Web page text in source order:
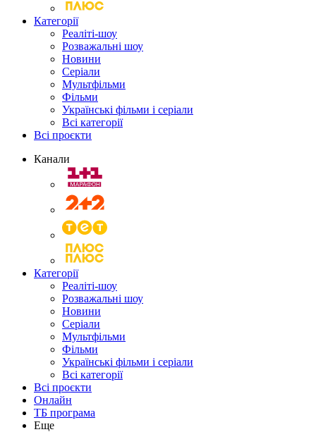
Категорії
Реаліті-шоу
Розважальні шоу
Новини
Серіали
Мультфільми
Фільми
Українські фільми і серіали
Всі категорії
Всі проєкти
Канали
Категорії
Реаліті-шоу
Розважальні шоу
Новини
Серіали
Мультфільми
Фільми
Українські фільми і серіали
Всі категорії
Всі проєкти
Онлайн
ТБ програма
Еще